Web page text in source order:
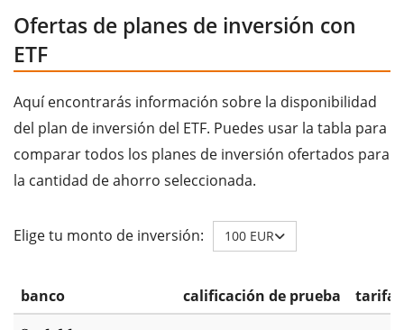
Ofertas de planes de inversión con
ETF
Aquí encontrarás información sobre la disponibilidad
del plan de inversión del ETF. Puedes usar la tabla para
comparar todos los planes de inversión ofertados para
la cantidad de ahorro seleccionada.
Elige tu monto de inversión: 100 EUR
banco calificación de prueba tarifa